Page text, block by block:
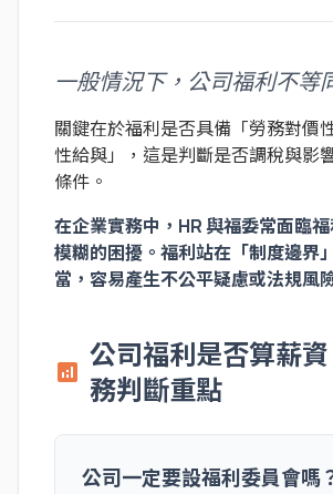
一般情況下，公司福利不等
關鍵在於福利是否具備「勞務對價
性給與」，這是判斷是否調稅與影
條件。
在企業實務中，HR 與福委常面臨
模糊的困擾。福利站在「制度邊界
當，容易產生不公平疑慮或法規風
analytics 公司福利是否算薪
務判斷重點
公司一定要設福利委員會嗎